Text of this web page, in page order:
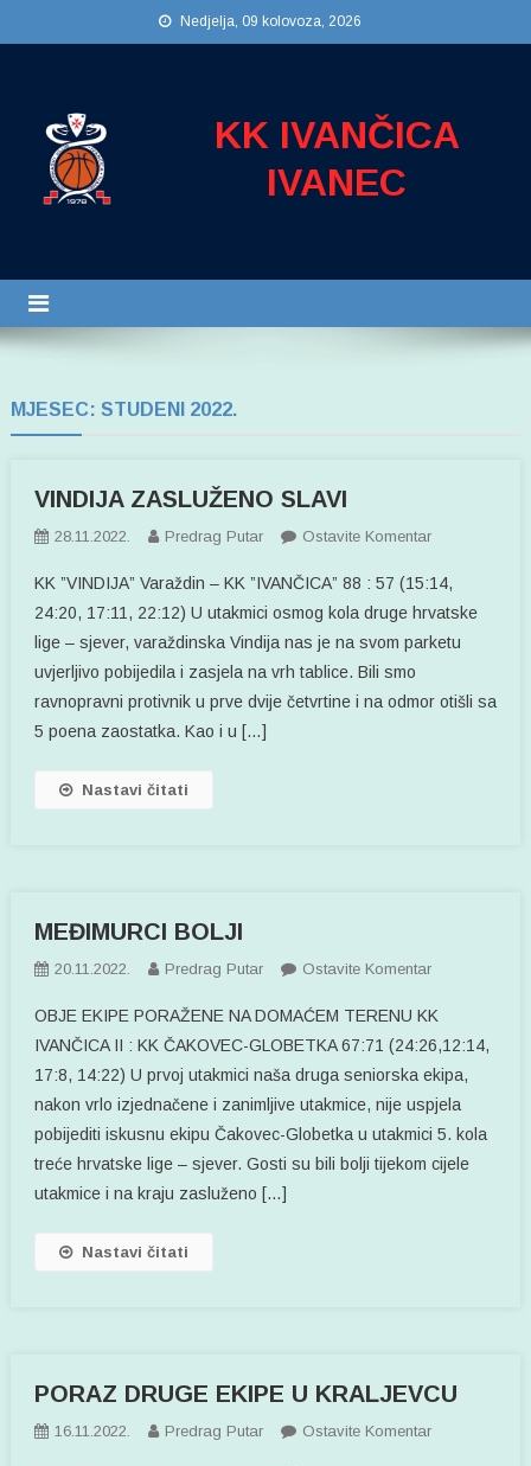
na
Nedjelja, 09 kolovoza, 2026
KK IVANČICA
IVANEC
MJESEC: STUDENI 2022.
VINDIJA ZASLUŽENO SLAVI
28.11.2022. Predrag Putar Ostavite KomentarNa
ZASLUŽENO
SLAVI
KK ”VINDIJA” Varaždin – KK ”IVANČICA” 88 : 57 (15:14,
24:20, 17:11, 22:12) U utakmici osmog kola druge hrvatske
lige – sjever, varaždinska Vindija nas je na svom parketu
uvjerljivo pobijedila i zasjela na vrh tablice. Bili smo
ravnopravni protivnik u prve dvije četvrtine i na odmor otišli sa
5 poena zaostatka. Kao i u […]
Nastavi čitati
MEĐIMURCI BOLJI
20.11.2022. Predrag Putar Ostavite KomentarNa
BOLJI
OBJE EKIPE PORAŽENE NA DOMAĆEM TERENU KK
IVANČICA II : KK ČAKOVEC-GLOBETKA 67:71 (24:26,12:14,
17:8, 14:22) U prvoj utakmici naša druga seniorska ekipa,
nakon vrlo izjednačene i zanimljive utakmice, nije uspjela
pobijediti iskusnu ekipu Čakovec-Globetka u utakmici 5. kola
treće hrvatske lige – sjever. Gosti su bili bolji tijekom cijele
utakmice i na kraju zasluženo […]
Nastavi čitati
PORAZ DRUGE EKIPE U KRALJEVCU
16.11.2022. Predrag Putar Ostavite KomentarNa